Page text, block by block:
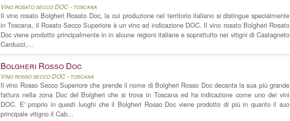
Vino rosato secco DOC - toscana
Il vino rosato Bolgheri Rosato Doc, la cui produzione nel territorio italiano si distingue specialmente
in Toscana, il Rosato Secco Superiore è un vino ad indicazione DOC. Il vino rosato Bolgheri Rosato
Doc viene prodotto principalmente in in alcune regioni italiane e soprattutto nei vitigni di Castagneto
Carducci,...
Bolgheri Rosso Doc
Vino rosso secco DOC - toscana
Il vino Rosso Secco Superiore che prende il nome di Bolgheri Rosso Doc decanta la sua più grande
fattura nella zona Doc del Bolgheri che si trova in Toscana ed ha indicazione come uno dei vini
DOC. E' proprio in questi luoghi che il Bolgheri Rosso Doc viene prodotto di più in quanto il suo
principale vitigno il Cab...